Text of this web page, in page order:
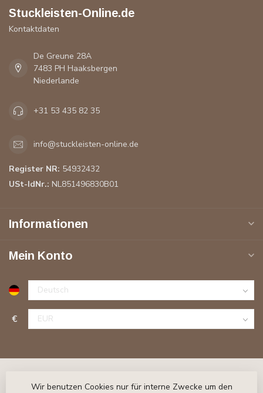
Stuckleisten-Online.de
Kontaktdaten
De Greune 28A
7483 PH Haaksbergen
Niederlande
+31 53 435 82 35
info@stuckleisten-online.de
Register NR: 54932432
USt-IdNr.: NL851496830B01
Informationen
Mein Konto
€
Wir benutzen Cookies nur für interne Zwecke um den